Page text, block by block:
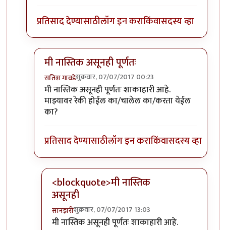
प्रतिसाद देण्यासाठीलॉग इन कराकिंवासदस्य व्हा
मी नास्तिक असूनही पूर्णतः
सतिश गावडेशुक्रवार, 07/07/2017 00:23
In reply toतुमचा दुसरा प्रश्न मलाही पडला
मी नास्तिक असूनही पूर्णतः शाकाहारी आहे.
माझ्यावर रेकी होईल का/चालेल का/करता येईल
का?
प्रतिसाद देण्यासाठीलॉग इन कराकिंवासदस्य व्हा
<blockquote>मी नास्तिक
असूनही
सानझरीशुक्रवार, 07/07/2017 13:03
In reply toमी नास्तिक असूनही पूर्णतःby
मी नास्तिक असूनही पूर्णतः शाकाहारी आहे.